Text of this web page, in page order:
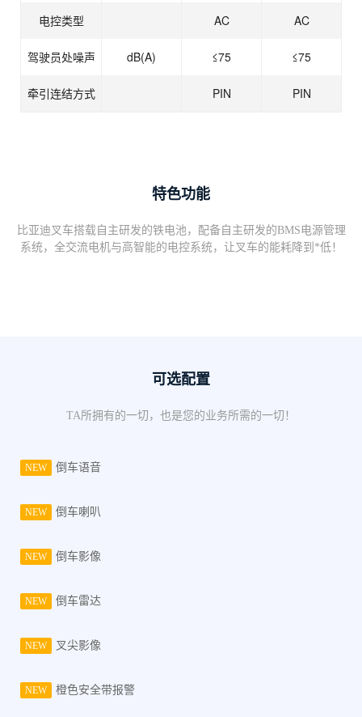
电控类型 AC AC
驾驶员处噪声 dB(A) ≤75 ≤75
牵引连结方式 PIN PIN
特色功能
比亚迪叉车搭载自主研发的铁电池，配备自主研发的BMS电源管理
系统，全交流电机与高智能的电控系统，让叉车的能耗降到*低！
可选配置
TA所拥有的一切，也是您的业务所需的一切！
NEW 倒车语音
NEW 倒车喇叭
NEW 倒车影像
NEW 倒车雷达
NEW 叉尖影像
NEW 橙色安全带报警